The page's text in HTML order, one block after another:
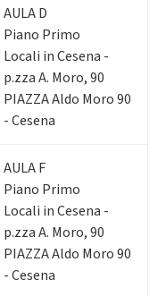
AULA D
Piano Primo
Locali in Cesena -
p.zza A. Moro, 90
PIAZZA Aldo Moro 90
- Cesena
AULA F
Piano Primo
Locali in Cesena -
p.zza A. Moro, 90
PIAZZA Aldo Moro 90
- Cesena